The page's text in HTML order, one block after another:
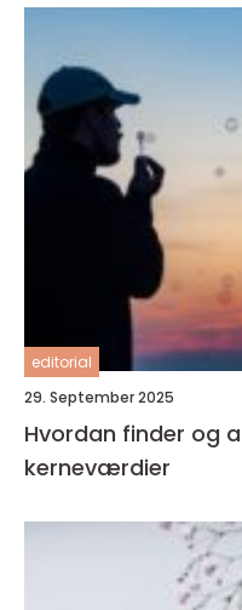
editorial
29. September 2025
Hvordan finder og
kerneværdier